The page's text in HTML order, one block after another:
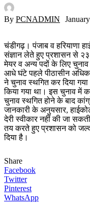
By PCNADMIN
चंडीगढ़। पंजाब व हरियाणा
संज्ञान लेते हुए प्रशासन से २३
मेयर व अन्य पदों के लिए
आधे घंटे पहले पीठासीन
ने चुनाव स्थगित कर दिया
किया गया था। इस चुनाव में
चुनाव स्थगित होने के बाद
जानकारी के अनुयसार,
देरी स्वीकार नहीं की जा
तय करते हुए प्रशासन को
दिया है।
Share
Facebook
Twitter
Pinterest
WhatsApp